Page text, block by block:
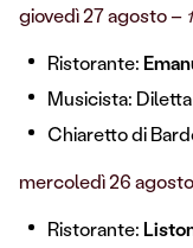
giovedì 27 agosto –
Ristorante:
Musicista:
Chiaretto di
mercoledì 26
Ristorante: